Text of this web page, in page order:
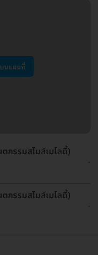
รรมสไมล์เมโลดี้)
รรมสไมล์เมโลดี้)